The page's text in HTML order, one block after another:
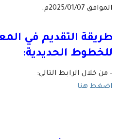
الموافق 2025/01/07م.
طريقة التقديم في
للخطوط الحديدية:
– من خلال الرابط التالي:
اضغط هنا